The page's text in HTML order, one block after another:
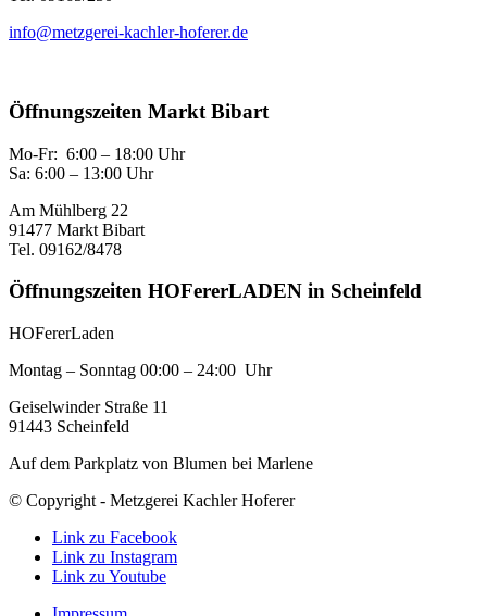
info@metzgerei-kachler-hoferer.de
Öffnungszeiten Markt Bibart
Mo-Fr: 6:00 – 18:00 Uhr
Sa: 6:00 – 13:00 Uhr
Am Mühlberg 22
91477 Markt Bibart
Tel. 09162/8478
Öffnungszeiten HOFererLADEN in Scheinfeld
HOFererLaden
Montag – Sonntag 00:00 – 24:00 Uhr
Geiselwinder Straße 11
91443 Scheinfeld
Auf dem Parkplatz von Blumen bei Marlene
© Copyright - Metzgerei Kachler Hoferer
Link zu Facebook
Link zu Instagram
Link zu Youtube